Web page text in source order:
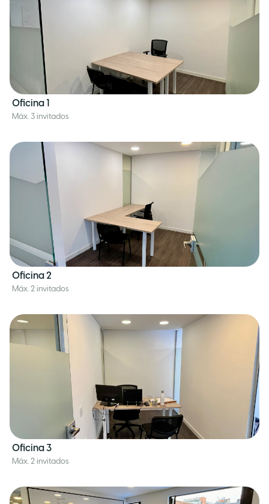
Oficina 1
Máx. 3 invitados
Oficina 2
Máx. 2 invitados
Oficina 3
Máx. 2 invitados